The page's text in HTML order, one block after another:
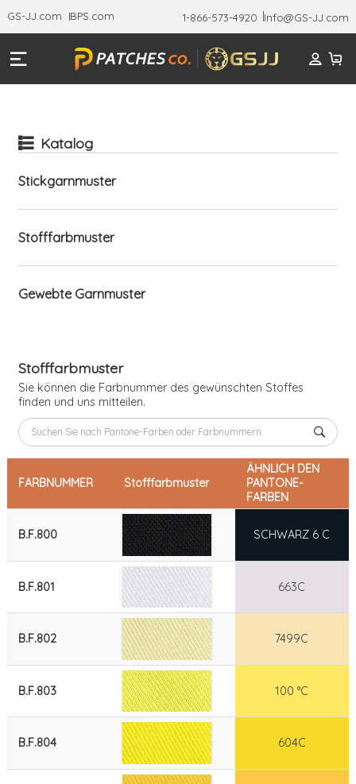
GS-JJ.com BPS.com 1-866-573-4920 Info@GS-JJ.com
Katalog
Stickgarnmuster
Stofffarbmuster
Gewebte Garnmuster
Stofffarbmuster
Sie können die Farbnummer des gewünschten Stoffes
finden und uns mitteilen.
FARBNUMMER Stofffarbmuster
ÄHNLICH DEN
PANTONE-
FARBEN
B.F.800 SCHWARZ 6 C
B.F.801 663C
B.F.802 7499C
B.F.803 100 °C
B.F.804 604C